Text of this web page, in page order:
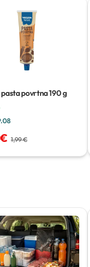
povrtna190 g
1,99 €